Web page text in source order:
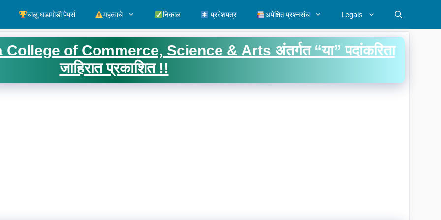
चालू घडामोडी पेपर्स महत्वाचे निकाल प्रवेशपत्र अपेक्षित प्रश्नसंच Legals
of Commerce, Science & Arts अंतर्गत “या” पदांकरिता
जाहिरात प्रकाशित !!